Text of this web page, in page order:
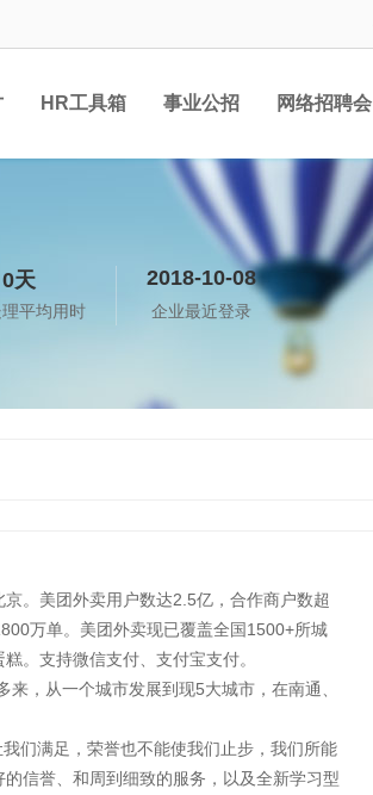
HR工具箱 事业公招 网络招聘会
0天
平均用时
2018-10-08
企业最近登录
。美团外卖用户数达2.5亿，合作商户数超
万单。美团外卖现已覆盖全国1500+所城
。支持微信支付、支付宝支付。
，从一个城市发展到现5大城市，在南通、
们满足，荣誉也不能使我们止步，我们所能
信誉、和周到细致的服务，以及全新学习型